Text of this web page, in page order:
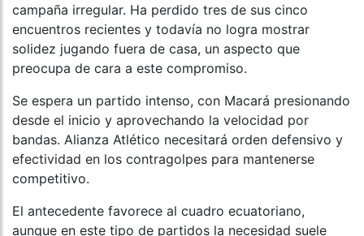
campaña irregular. Ha perdido tres de sus cinco
encuentros recientes y todavía no logra mostrar
solidez jugando fuera de casa, un aspecto que
preocupa de cara a este compromiso.
Se espera un partido intenso, con Macará presionando
desde el inicio y aprovechando la velocidad por
bandas. Alianza Atlético necesitará orden defensivo y
efectividad en los contragolpes para mantenerse
competitivo.
El antecedente favorece al cuadro ecuatoriano,
aunque en este tipo de partidos la necesidad suele